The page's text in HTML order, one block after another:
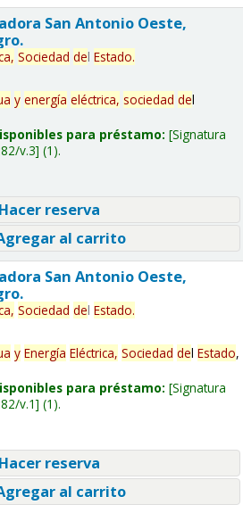
San Antonio Oeste,
Sociedad del Estado.
y energía eléctrica, sociedad del
para préstamo: Signatura
v.3 (1).
reserva
al carrito
San Antonio Oeste,
Sociedad del Estado.
y Energía Eléctrica, Sociedad del Estado,
para préstamo: Signatura
v.1 (1).
reserva
al carrito